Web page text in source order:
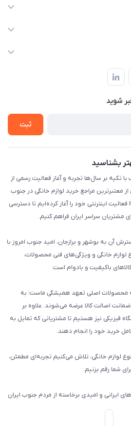
شوید
ثبت
بشناسید
تکیه بر سال‌ها تجربه و آغاز فعالیت رسمی از
یکی از معتبرترین مراجع خرید لوازم خانگی در جنوب
کشور تبدیل شود. ما از سال ۱۳۹۹ فعالیت اینترنتی خود را آغاز کرده‌ایم تا دسترسی
مشتریان سراسر ایران فراهم کنیم.
آن به بوشهر و برازجان، امید جنوب امروز با
خانگی و ویژگی‌های فنی محصولات،
باکیفیت و بادوام است.
محصولات اصلی تعهد همیشگی ماست؛ به
اصالت کالا عرضه می‌شوند. علاوه بر
فیزیکی نیز هستیم تا مشتریانی که تمایل به
خرید خود را انجام دهند.
لوازم خانگی، تلاش می‌کنیم تجربه‌ای مطمئن،
شما رقم بزنیم.
ایرانی و امیدی برخاسته از مردم جنوب ایران